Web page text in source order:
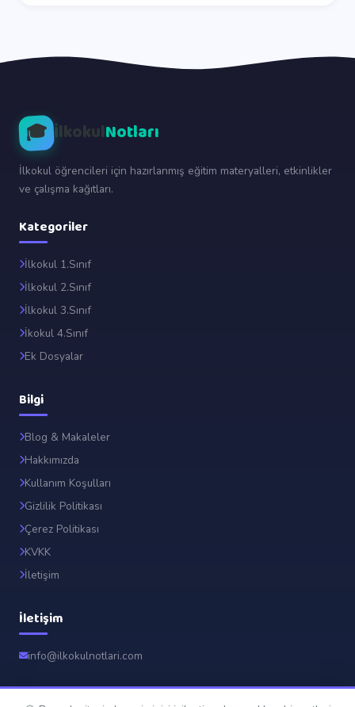
🎓 İlkokulNotları
İlkokul öğrencileri için hazırlanmış eğitim materyalleri, etkinlikler
ve çalışma kağıtları.
Kategoriler
İlkokul 1.Sınıf
İlkokul 2.Sınıf
İlkokul 3.Sınıf
İkokul 4.Sınıf
Ek Dosyalar
Bilgi
Blog & Makaleler
Hakkımızda
Kullanım Koşulları
Gizlilik Politikası
Çerez Politikası
KVKK
İletişim
İletişim
info@ilkokulnotlari.com